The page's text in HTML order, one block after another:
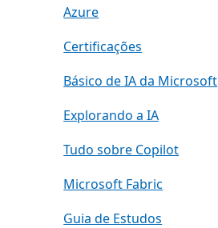
Azure
Certificações
Básico de IA da Microsoft
Explorando a IA
Tudo sobre Copilot
Microsoft Fabric
Guia de Estudos